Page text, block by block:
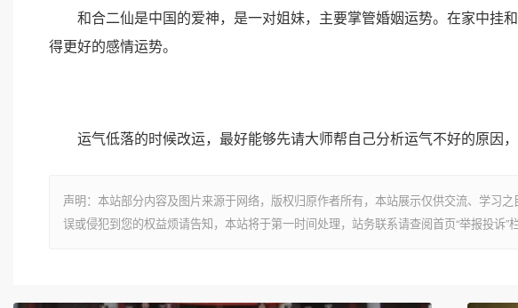
和合二仙是中国的爱神，是一对姐妹，主要掌管婚姻运势。在家中挂
得更好的感情运势。
运气低落的时候改运，最好能够先请大师帮自己分析运气不好的原因，
声明：本站部分内容及图片来源于网络，版权归原作者所有，本站展示仅供交流、学习
误或侵犯到您的权益烦请告知，本站将于第一时间处理，站务联系请查阅首页“举报投诉”栏